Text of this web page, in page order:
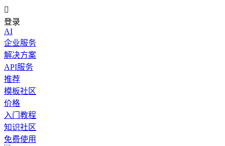

登录
AI
企业服务
解决方案
API服务
推荐
模板社区
价格
入门教程
知识社区
免费使用